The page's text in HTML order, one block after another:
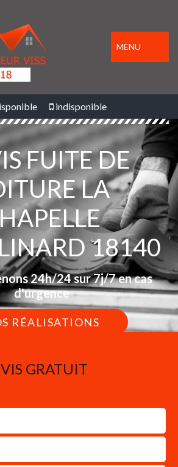
MENU
indisponible
FUITE DE
LA
18140
24h/24 sur 7j/7 en cas
d'urgence
RÉALISATIONS
GRATUIT